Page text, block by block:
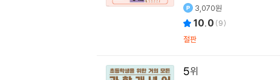
3,070원
10.0 (9)
절판
5